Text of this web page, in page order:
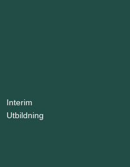
Interim
Utbildning